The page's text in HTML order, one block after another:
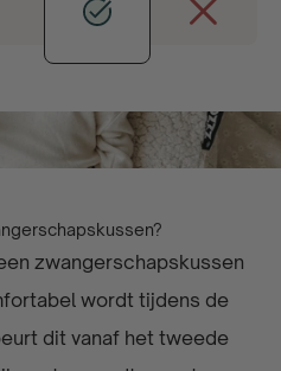
zwangerschapskussen
wordt tijdens de
dit vanaf het tweede